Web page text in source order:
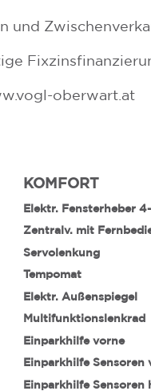
und
oberwart.at
KOMFORT
Elektr. Fensterheber
Zentralv. mit
Servolenkung
Tempomat
Elektr. Außenspiegel
Multifunktionslenkrad
Einparkhilfe vorne
Einparkhilfe Sensoren
Einparkhilfe Sensoren